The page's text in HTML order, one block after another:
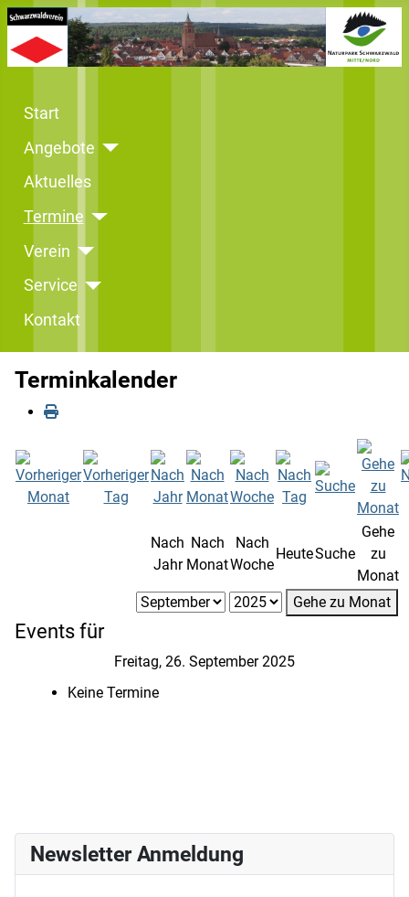
Start
Angebote
Aktuelles
Termine
Verein
Service
Kontakt
Terminkalender
Nach
Jahr
Nach
Monat
Nach
Woche
HeuteSuche
Gehe
zu
Monat
Gehe zu Monat
Events für
Freitag, 26. September 2025
Keine Termine
Newsletter Anmeldung